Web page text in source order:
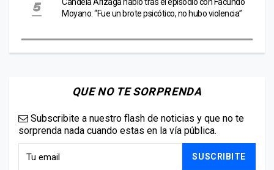
Moyano: “Fue un brote psicótico, no hubo violencia”
QUE NO TE SORPRENDA
Subscribite a nuestro flash de noticias y que no te
sorprenda nada cuando estas en la vía pública.
SUSCRIBITE